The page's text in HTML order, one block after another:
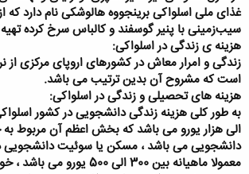
غذای ملی اسلواکی برینجووه هالوشکی نام دارد که
سیب‌زمینی با پنیر گوسفند و کالباس سرخ کرده
هزینه ی زندگی در اسلواکی:​
زندگی و امرار معاش در کشورهای اروپای مرکزی
است که مشروح آن بدین ترتیب می باشد.​
هزینه های تحصیلی و زندگی در اسلواکی:​
الی هزار یورو می باشد که بخش اعظم آن مربوط
دانشجویی می باشد ، مسکن یا سوئیت دانشجویی
معمولا ماهیانه بین 300 الی